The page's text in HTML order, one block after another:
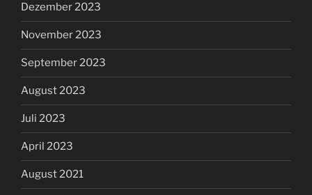
Dezember 2023
November 2023
September 2023
August 2023
Juli 2023
April 2023
August 2021